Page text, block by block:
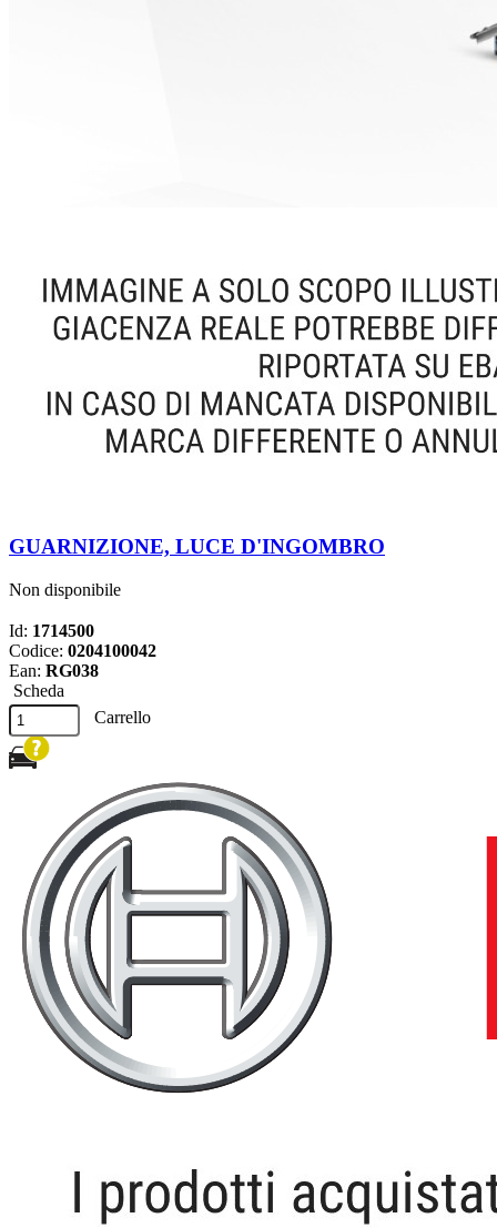
GUARNIZIONE, LUCE D'INGOMBRO
Non disponibile
Id: 1714500
Codice: 0204100042
Ean: RG038
Scheda
Carrello